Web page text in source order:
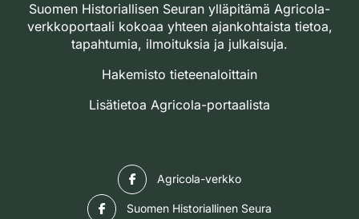
Suomen Historiallisen Seuran ylläpitämä Agricola-
verkkoportaali kokoaa yhteen ajankohtaista tietoa,
tapahtumia, ilmoituksia ja julkaisuja.
Hakemisto tieteenaloittain
Lisätietoa Agricola-portaalista
Agricola-verkko
Suomen Historiallinen Seura